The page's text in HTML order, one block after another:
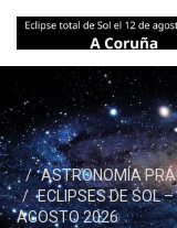
ASTRONOMÍA
ECLIPSES DE SOL
AGOSTO 2026